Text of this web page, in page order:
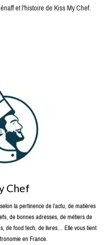
et l'histoire de Kiss My Chef.
Chef
la pertinence de l’actu, de matières
de bonnes adresses, de métiers de
de food tech, de livres… Elle vous tient
en France.